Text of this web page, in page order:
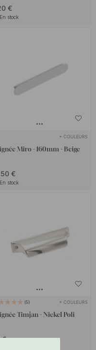
€
En stock
+ COULEURS
Miro - 160mm - Beige
€
En stock
5 + COULEURS
Timjan - Nickel Poli
€